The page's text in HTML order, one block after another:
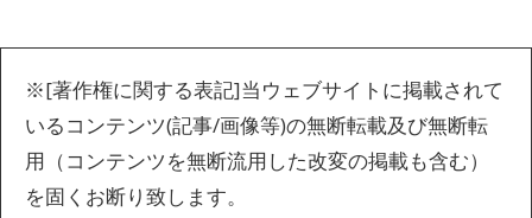
※[著作権に関する表記]当ウェブサイトに掲載されて
いるコンテンツ(記事/画像等)の無断転載及び無断転
用（コンテンツを無断流用した改変の掲載も含む）
を固くお断り致します。